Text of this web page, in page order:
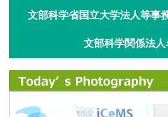
文部科学省国立大学法人等事
文部科学関係法人